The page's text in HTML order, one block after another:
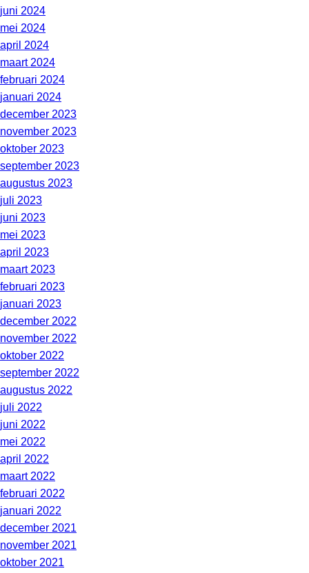
juni 2024
mei 2024
april 2024
maart 2024
februari 2024
januari 2024
december 2023
november 2023
oktober 2023
september 2023
augustus 2023
juli 2023
juni 2023
mei 2023
april 2023
maart 2023
februari 2023
januari 2023
december 2022
november 2022
oktober 2022
september 2022
augustus 2022
juli 2022
juni 2022
mei 2022
april 2022
maart 2022
februari 2022
januari 2022
december 2021
november 2021
oktober 2021